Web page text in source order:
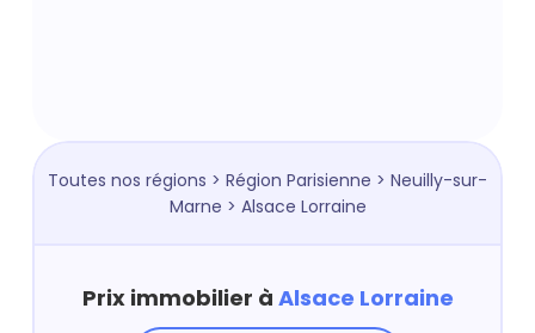
Toutes nos régions > Région Parisienne > Neuilly-sur-
Marne > Alsace Lorraine
Prix immobilier à Alsace Lorraine